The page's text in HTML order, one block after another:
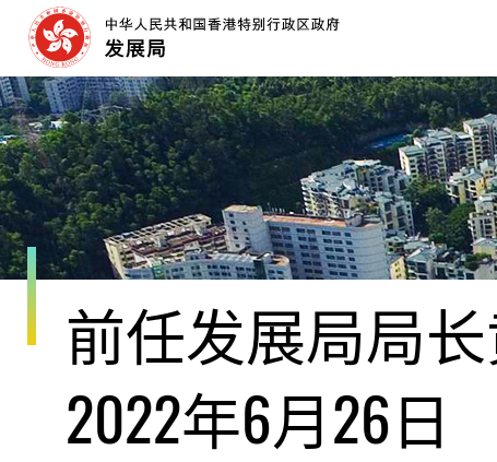
容
开
始
前任发展局局
2022年6月26日